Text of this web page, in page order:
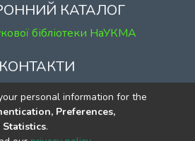
КАТАЛОГ
бібліотеки НаУКМА
КОНТАКТИ
Григорія Сковороди, 2
к. 1, к. 120
(044) 463-69-31
personal information for the
Preferences,
.